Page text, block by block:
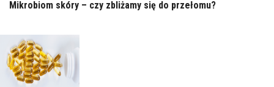
Mikrobiom skóry – czy zbliżamy się do przełomu?